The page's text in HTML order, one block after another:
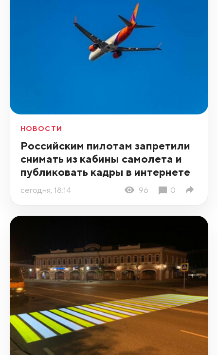
НОВОСТИ
Российским пилотам запретили
снимать из кабины самолета и
публиковать кадры в интернете
сегодня, 18:14 96 0